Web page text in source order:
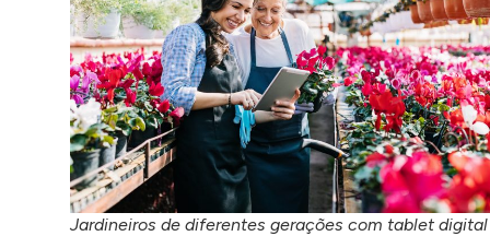
Jardineiros de diferentes gerações com tablet digital